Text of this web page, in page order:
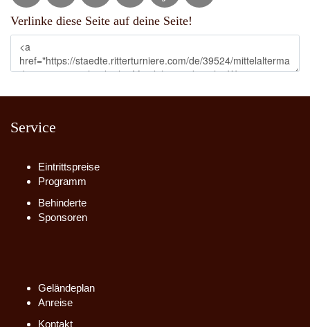
Verlinke diese Seite auf deine Seite!
Service
Eintrittspreise
Programm
Behinderte
Sponsoren
Geländeplan
Anreise
Kontakt